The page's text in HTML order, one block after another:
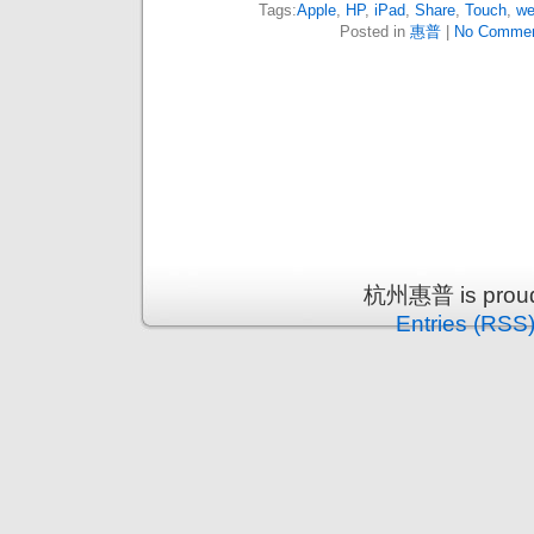
Tags:Apple, HP, iPad, Share, Touch,
Posted in 惠普 No
杭州惠普 is
Entries (RSS)